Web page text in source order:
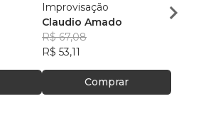
Improvisação
Claudio Amado
R$ 67,08
R$ 53,11
Comprar
em